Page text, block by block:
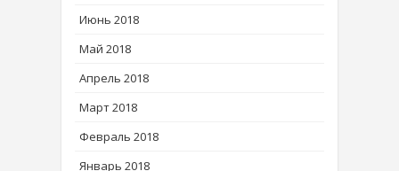
Июнь 2018
Май 2018
Апрель 2018
Март 2018
Февраль 2018
Январь 2018